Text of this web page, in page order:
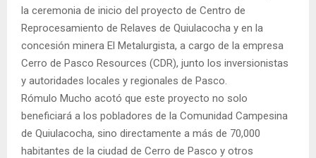
la ceremonia de inicio del proyecto de Centro de
Reprocesamiento de Relaves de Quiulacocha y en la
concesión minera El Metalurgista, a cargo de la empresa
Cerro de Pasco Resources (CDR), junto los inversionistas
y autoridades locales y regionales de Pasco.
Rómulo Mucho acotó que este proyecto no solo
beneficiará a los pobladores de la Comunidad Campesina
de Quiulacocha, sino directamente a más de 70,000
habitantes de la ciudad de Cerro de Pasco y otros